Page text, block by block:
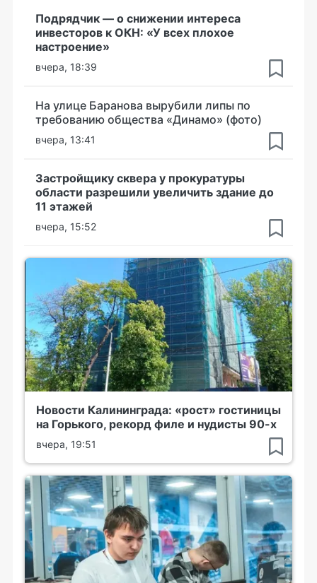
Подрядчик — о снижении интереса
инвесторов к ОКН: «У всех плохое
настроение»
вчера, 18:39
На улице Баранова вырубили липы по
требованию общества «Динамо» (фото)
вчера, 13:41
Застройщику сквера у прокуратуры
области разрешили увеличить здание до
11 этажей
вчера, 15:52
Новости Калининграда: «рост» гостиницы
на Горького, рекорд филе и нудисты 90-х
вчера, 19:51